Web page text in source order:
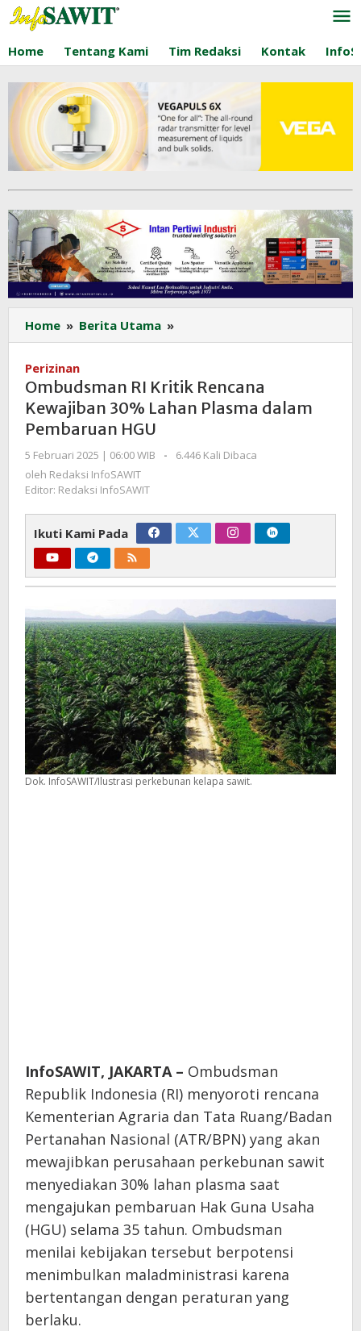
Lewati
ke
konten
Home Tentang Kami Tim Redaksi Kontak
Home » Berita Utama »
RI
Rencana
Kewajiban
30%
Plasma
Perizinan
Ombudsman RI Kritik Rencana
Kewajiban 30% Lahan Plasma dalam
Pembaruan HGU
5 Februari 2025 | 06:00 WIB
oleh
-
6.446 Kali Dibaca
oleh Redaksi InfoSAWIT
Editor: Redaksi InfoSAWIT
Ikuti Kami Pada
Dok. InfoSAWIT/Ilustrasi perkebunan kelapa sawit.
InfoSAWIT, JAKARTA – Ombudsman
Republik Indonesia (RI) menyoroti rencana
Kementerian Agraria dan Tata Ruang/Badan
Pertanahan Nasional (ATR/BPN) yang akan
mewajibkan perusahaan perkebunan sawit
menyediakan 30% lahan plasma saat
mengajukan pembaruan Hak Guna Usaha
(HGU) selama 35 tahun. Ombudsman
menilai kebijakan tersebut berpotensi
menimbulkan maladministrasi karena
bertentangan dengan peraturan yang
berlaku.